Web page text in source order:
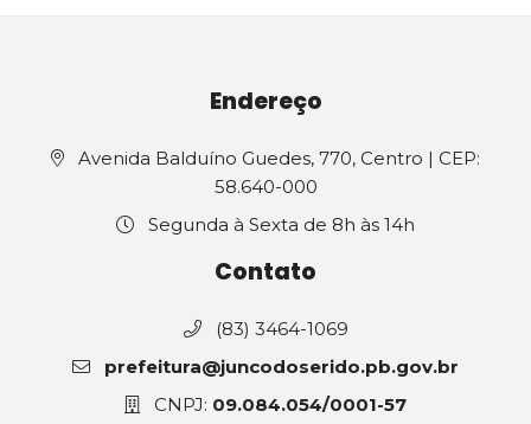
Endereço
Avenida Balduíno Guedes, 770, Centro | CEP:
58.640-000
Segunda à Sexta de 8h às 14h
Contato
(83) 3464-1069
prefeitura@juncodoserido.pb.gov.br
CNPJ: 09.084.054/0001-57